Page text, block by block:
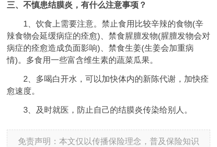
三、不慎患结膜炎，有什么注意事项？
1、饮食上需要注意。禁止食用比较辛辣的食物(辛
辣食物会延缓病症的痊愈)、禁食腥膻发物(腥膻发物会对
病症的痊愈造成负面影响)、禁食生姜(生姜会加重病
情)。多食用一些富含维生素的蔬菜瓜果。
2、多喝白开水，可以加快体内的新陈代谢，加快痊
愈速度。
3、及时就医，防止自己的结膜炎传染给别人。
免责声明：本文仅以传播保险理念，普及保险知识